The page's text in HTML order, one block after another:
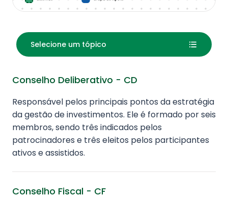
Selecione um tópico
Conselho Deliberativo - CD
Responsável pelos principais pontos da estratégia
da gestão de investimentos. Ele é formado por seis
membros, sendo três indicados pelos
patrocinadores e três eleitos pelos participantes
ativos e assistidos.
Conselho Fiscal - CF